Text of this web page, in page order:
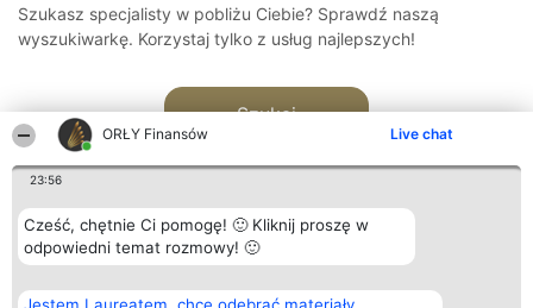
ORŁY Finansów Live chat
23:56
Cześć, chętnie Ci pomogę! 🙂 Kliknij proszę w
odpowiedni temat rozmowy! 🙂
Szukasz specjalisty w pobliżu Ciebie? Sprawdź naszą
wyszukiwarkę. Korzystaj tylko z usług najlepszych!
Szukaj
Organizator plebiscytu Plebiscyt Kontakt